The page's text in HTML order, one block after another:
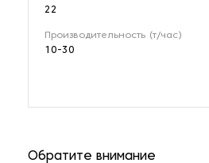
22
Производительность (т/час)
10-30
Обратите внимание